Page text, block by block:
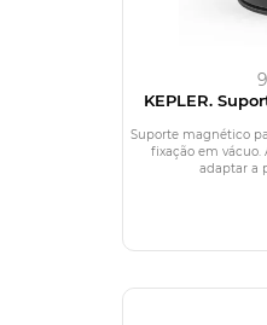
KEPLER.
vácuo para
lisas
Suporte magnético
fixação em
adaptar a